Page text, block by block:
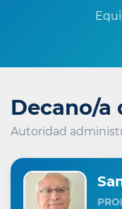
Decano/a
Autoridad